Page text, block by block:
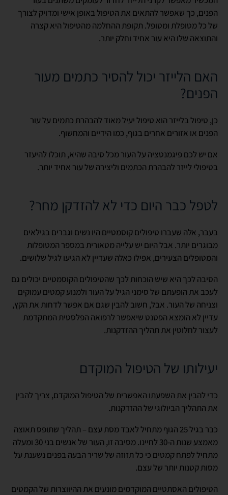
הפנים, כך שאפשר להתאים את הטיפול באופן אישי ומדויק לצורך
של כל מטופלת ומטופל. תקופת ההחלמה מהטיפול היא קצרה
והתוצאה שלו היא עור אחיד וחלק יותר.
האם הלייזר יכול להסיר כתמים מעור
הפנים?
כן, טיפול בלייזר הוא טיפול יעיל מאוד להבהרת כתמים על עור
הפנים או אזורים אחרים בגוף, כמו הידיים והמחשוף.
אם יש לכם פיגמנטציה על העור מכל סיבה שהיא, תוכלו להיעזר
בטיפולי לייזר להבהרת הכתמים וליצירה של עור אחיד יותר.
לטפל כבר היום כדי לא להזדקן מחר?
בעבר, אלה שעברו טיפולים קוסמטיים היו נשים וגברים בגילאים
מבוגרים יותר. אבל היום יש עלייה מטאורית במספר המטופלות
והמטופלים הצעירים, אפילו כאלה שעדיין לא הגיעו לגיל שלושים.
הסיבה לכך היא שיש הוכחות לכך שהטיפולים הקוסמטיים יכולים גם
לעכב את הופעתם של סימני הגיל על העור ולמנוע קמטים עמוקים
וצניחה של העור. אבל, חשוב להבין שגם אם אפשר לדחות את הקץ,
עדיין לא הומצא הפטנט שיאפשר לרפואה הפלסטית המתקדמת
לעצור לחלוטין את תהליך ההזדקנות.
יעילותו של הטיפול המוקדם
כדי להבין את השפעתו האפשרית של הטיפול המוקדם, צריך להבין
את התהליך הביולוגי של ההזדקנות.
כבר בגיל 25 הגוף מתחיל לאבד מסת עצם – תהליך שתופס תאוצה
מאמצע שנות ה-30 לחיינו. מסיבה זו, העור של אנשים בני 30 ומעלה
מתחיל לפתח קמטים כי כל תזוזה של שריר הבעה בפנים נשענת על
מסות קטנות יותר של עצם.
הטיפולים האסתטיים המוקדמים מונעים את ההיווצרות של הקמטים